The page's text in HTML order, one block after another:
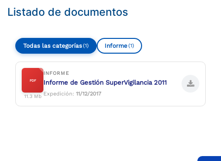
Compartir
Buscar
Listado de documentos
Todas las categorías(1) Informe(1)
PDF
11.3 Mb
INFORME
Informe de Gestión SuperVigilancia 2011
Expedición: 11/12/2017